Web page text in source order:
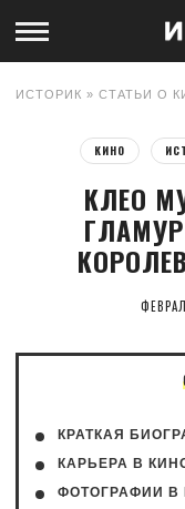
ИСТОРИК » СТАТЬИ О
КИНО
КЛЕО
КРАТКАЯ
КАРЬЕРА В
ФОТОГРАФИИ В